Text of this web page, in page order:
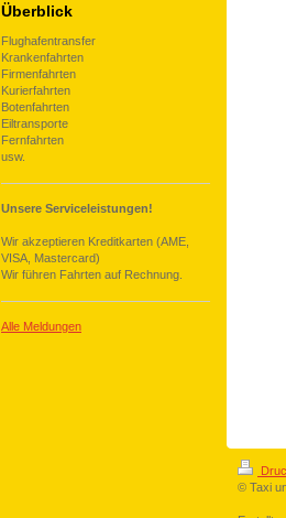
Überblick
Flughafentransfer
Krankenfahrten
Firmenfahrten
Kurierfahrten
Botenfahrten
Eiltransporte
Fernfahrten
usw.
Unsere Serviceleistungen!
Wir akzeptieren Kreditkarten (AME,
VISA, Mastercard)
Wir führen Fahrten auf Rechnung.
Alle Meldungen
© Taxi